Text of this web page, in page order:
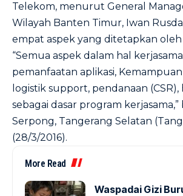
Telekom, menurut General
Wilayah Banten Timur, Iwan
empat aspek yang ditetapkan oleh
“Semua aspek dalam hal
pemanfaatan aplikasi, Kemampuan
logistik support, pendanaan
sebagai dasar program
Serpong, Tangerang Selatan
(28/3/2016).
More Read
Waspadai Gizi